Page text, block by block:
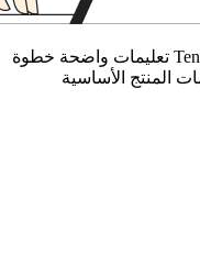
توفر أدلة الفيديو الخاصة بـ Tenorshare تعليمات واضحة خطوة
المنتج الأساسية